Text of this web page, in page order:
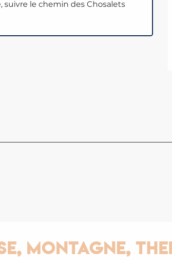
suivre le chemin des Chosalets